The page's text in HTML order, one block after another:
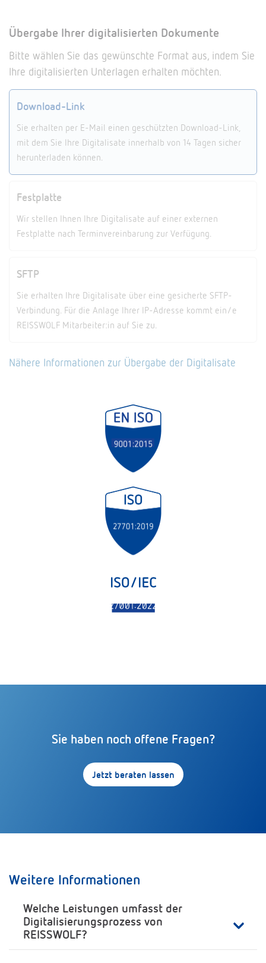
Übergabe Ihrer digitalisierten Dokumente
Bitte wählen Sie das gewünschte Format aus, indem Sie
Ihre digitalisierten Unterlagen erhalten möchten.
Download-Link
Sie erhalten per E-Mail einen geschützten Download-Link,
mit dem Sie Ihre Digitalisate innerhalb von 14 Tagen sicher
herunterladen können.
Festplatte
Wir stellen Ihnen Ihre Digitalisate auf einer externen
Festplatte nach Terminvereinbarung zur Verfügung.
SFTP
Sie erhalten Ihre Digitalisate über eine gesicherte SFTP-
Verbindung. Für die Anlage Ihrer IP-Adresse kommt ein/e
REISSWOLF Mitarbeiter:in auf Sie zu.
Nähere Informationen zur Übergabe der Digitalisate
Sie haben noch offene Fragen?
Jetzt beraten lassen
Weitere Informationen
Welche Leistungen umfasst der
Digitalisierungsprozess von
REISSWOLF?